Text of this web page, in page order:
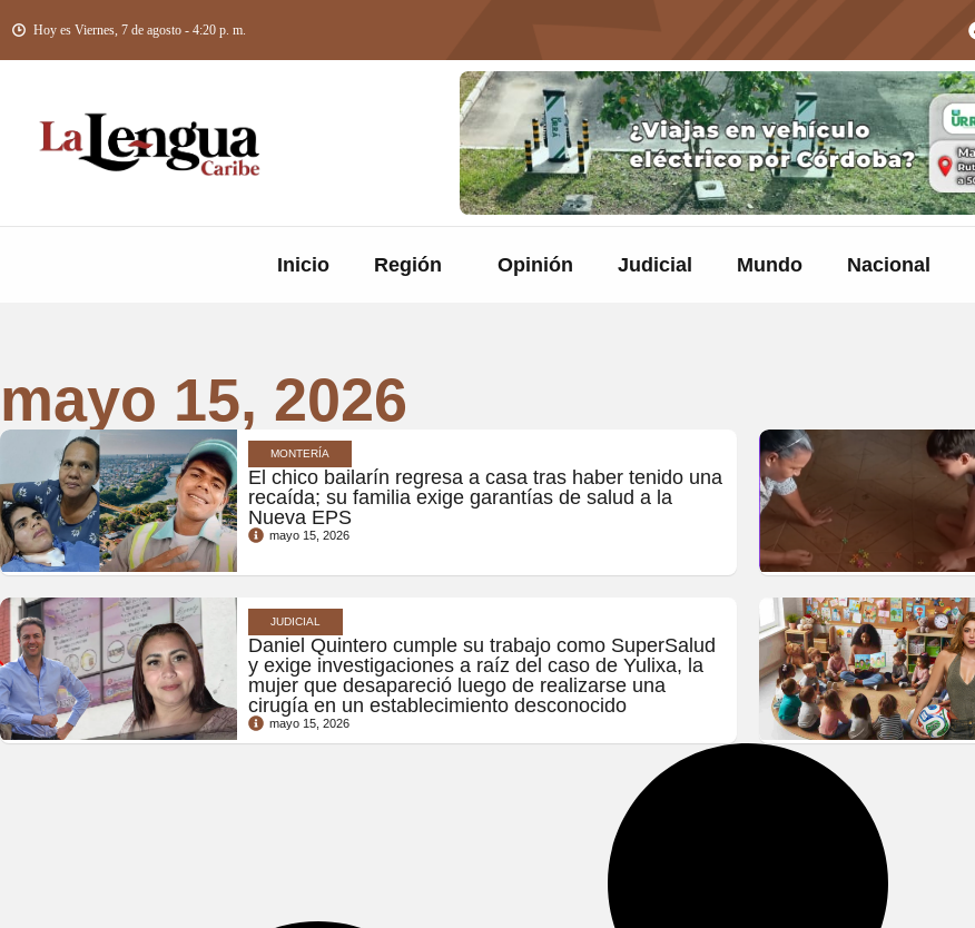
Hoy es Viernes, 7 de agosto - 4:20 p. m.
Inicio Región Opinión Judicial Mundo Nacional
mayo 15, 2026
MONTERÍA
El chico bailarín regresa a casa tras haber tenido una
recaída; su familia exige garantías de salud a la
Nueva EPS
mayo 15, 2026
JUDICIAL
Daniel Quintero cumple su trabajo como SuperSalud
y exige investigaciones a raíz del caso de Yulixa, la
mujer que desapareció luego de realizarse una
cirugía en un establecimiento desconocido
mayo 15, 2026